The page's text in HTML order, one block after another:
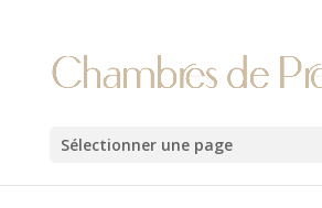
Sélectionner une page